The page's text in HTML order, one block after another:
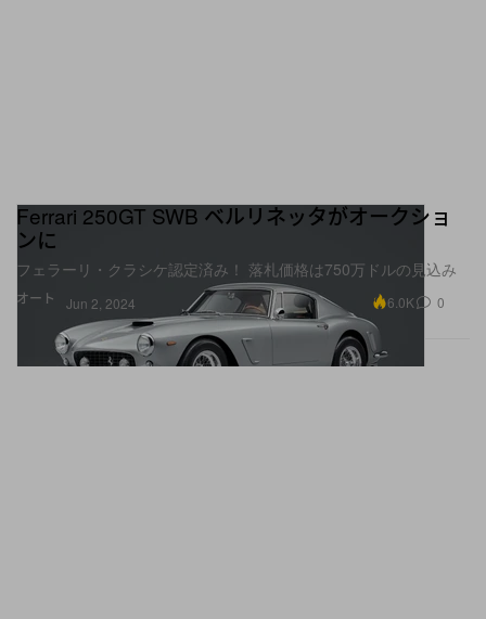
オート
Ferrari 250GT SWB ベルリネッタがオークショ
ンに
フェラーリ・クラシケ認定済み！ 落札価格は750万ドルの見込み
Jun 2, 2024 6.0K 0